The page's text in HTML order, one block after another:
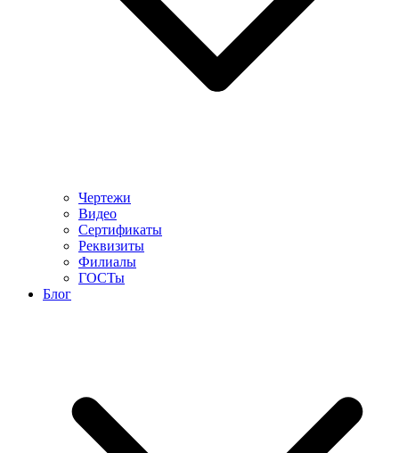
Чертежи
Видео
Сертификаты
Реквизиты
Филиалы
ГОСТы
Блог